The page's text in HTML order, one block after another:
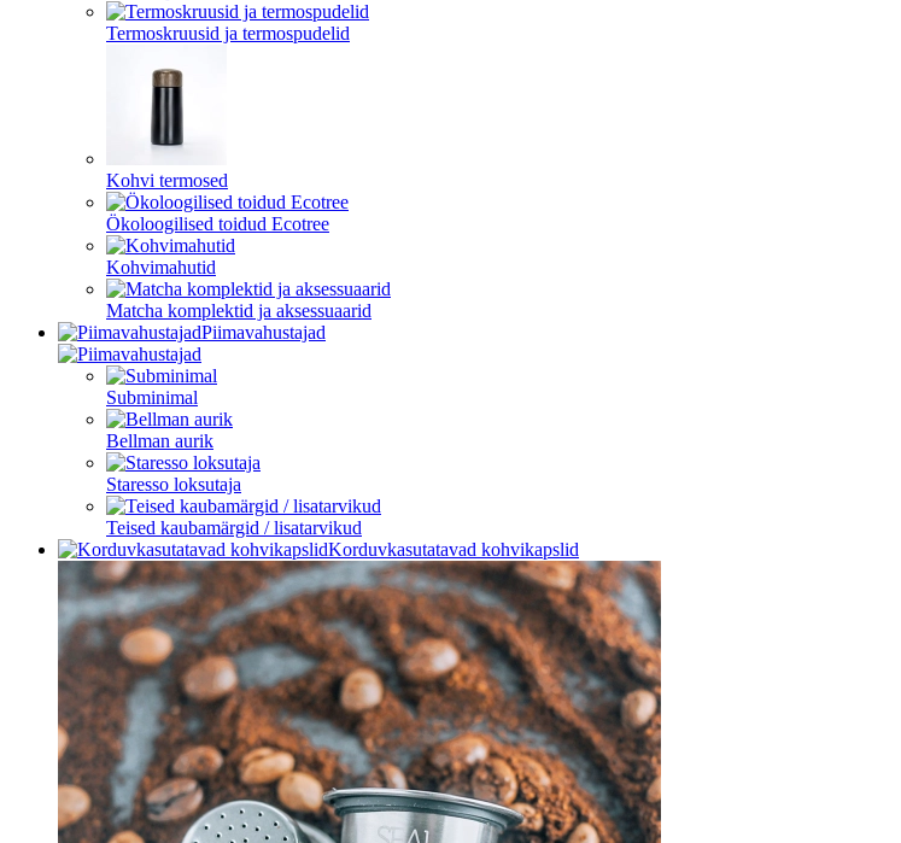
Termoskruusid ja termospudelid
Kohvi termosed
Ökoloogilised toidud Ecotree
Kohvimahutid
Matcha komplektid ja aksessuaarid
Piimavahustajad
Subminimal
Bellman aurik
Staresso loksutaja
Teised kaubamärgid / lisatarvikud
Korduvkasutatavad kohvikapslid